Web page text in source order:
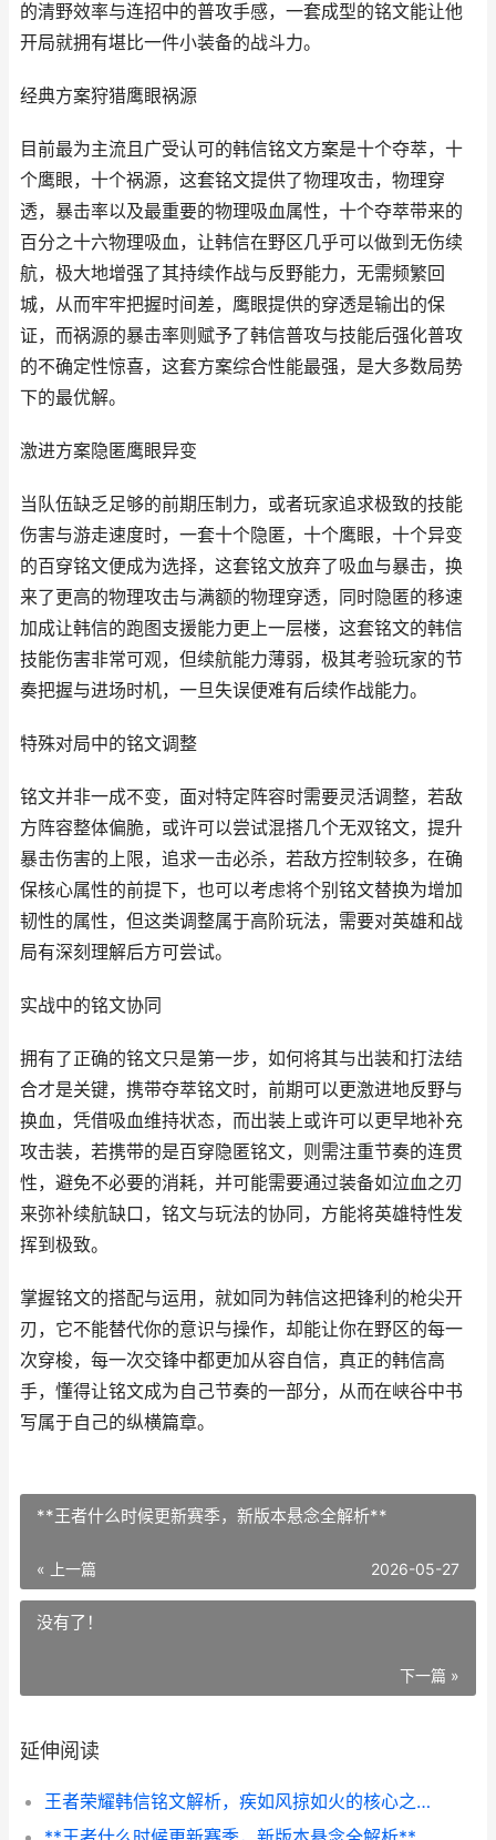
的清野效率与连招中的普攻手感，一套成型的铭文能让他
开局就拥有堪比一件小装备的战斗力。
经典方案狩猎鹰眼祸源
目前最为主流且广受认可的韩信铭文方案是十个夺萃，十
个鹰眼，十个祸源，这套铭文提供了物理攻击，物理穿
透，暴击率以及最重要的物理吸血属性，十个夺萃带来的
百分之十六物理吸血，让韩信在野区几乎可以做到无伤续
航，极大地增强了其持续作战与反野能力，无需频繁回
城，从而牢牢把握时间差，鹰眼提供的穿透是输出的保
证，而祸源的暴击率则赋予了韩信普攻与技能后强化普攻
的不确定性惊喜，这套方案综合性能最强，是大多数局势
下的最优解。
激进方案隐匿鹰眼异变
当队伍缺乏足够的前期压制力，或者玩家追求极致的技能
伤害与游走速度时，一套十个隐匿，十个鹰眼，十个异变
的百穿铭文便成为选择，这套铭文放弃了吸血与暴击，换
来了更高的物理攻击与满额的物理穿透，同时隐匿的移速
加成让韩信的跑图支援能力更上一层楼，这套铭文的韩信
技能伤害非常可观，但续航能力薄弱，极其考验玩家的节
奏把握与进场时机，一旦失误便难有后续作战能力。
特殊对局中的铭文调整
铭文并非一成不变，面对特定阵容时需要灵活调整，若敌
方阵容整体偏脆，或许可以尝试混搭几个无双铭文，提升
暴击伤害的上限，追求一击必杀，若敌方控制较多，在确
保核心属性的前提下，也可以考虑将个别铭文替换为增加
韧性的属性，但这类调整属于高阶玩法，需要对英雄和战
局有深刻理解后方可尝试。
实战中的铭文协同
拥有了正确的铭文只是第一步，如何将其与出装和打法结
合才是关键，携带夺萃铭文时，前期可以更激进地反野与
换血，凭借吸血维持状态，而出装上或许可以更早地补充
攻击装，若携带的是百穿隐匿铭文，则需注重节奏的连贯
性，避免不必要的消耗，并可能需要通过装备如泣血之刃
来弥补续航缺口，铭文与玩法的协同，方能将英雄特性发
挥到极致。
掌握铭文的搭配与运用，就如同为韩信这把锋利的枪尖开
刃，它不能替代你的意识与操作，却能让你在野区的每一
次穿梭，每一次交锋中都更加从容自信，真正的韩信高
手，懂得让铭文成为自己节奏的一部分，从而在峡谷中书
写属于自己的纵横篇章。
**王者什么时候更新赛季，新版本悬念全解析**
« 上一篇 2026-05-27
没有了！
下一篇 »
延伸阅读
王者荣耀韩信铭文解析，疾如风掠如火的核心之道副标题，纵横野区的铭文抉择